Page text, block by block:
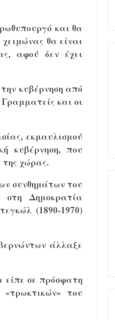
και θα
χειμώνας θα είναι
αφού δεν έχει
κυβέρνηση από
και οι
εκμαυλισμού
κυβέρνηση, που
χώρας.
συνθημάτων του
Δημοκρατία
(1890-1970)
άλλαξε
σε πρόσφατη
του